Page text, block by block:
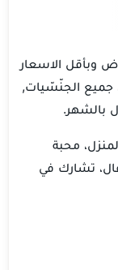
وبأقل الاسعار
جميع الجنّسّيات,
بالشهر.
محبة
تشارك في